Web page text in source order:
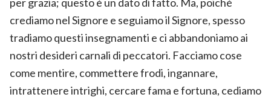
crediamo nel Signore e seguiamo il Signore, spesso
tradiamo questi insegnamenti e ci abbandoniamo ai
nostri desideri carnali di peccatori. Facciamo cose
come mentire, commettere frodi, ingannare,
intrattenere intrighi, cercare fama e fortuna, cediamo